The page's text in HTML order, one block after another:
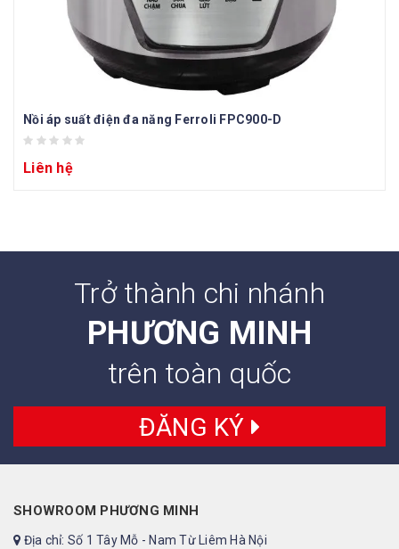
Nồi áp suất điện đa năng Ferroli FPC900-D
Liên hệ
Trở thành chi nhánh
PHƯƠNG MINH
trên toàn quốc
ĐĂNG KÝ
SHOWROOM PHƯƠNG MINH
Địa chỉ: Số 1 Tây Mỗ - Nam Từ Liêm Hà Nội